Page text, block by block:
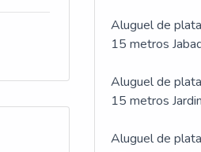
Aluguel de
15 metros
Aluguel de
15 metros
Aluguel de